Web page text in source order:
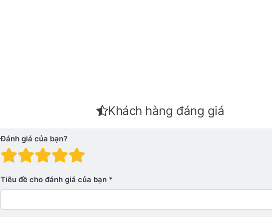
Khách hàng đáng giá
Đánh giá của bạn?
Đánh giá: 4 trên 5 sao.
Đánh giá: 3 trên 5 sao.
Đánh giá: 2 trên 5 sao.
Đánh giá: 1 trên 5 sao. Xấu
Tiêu đề cho đánh giá của bạn